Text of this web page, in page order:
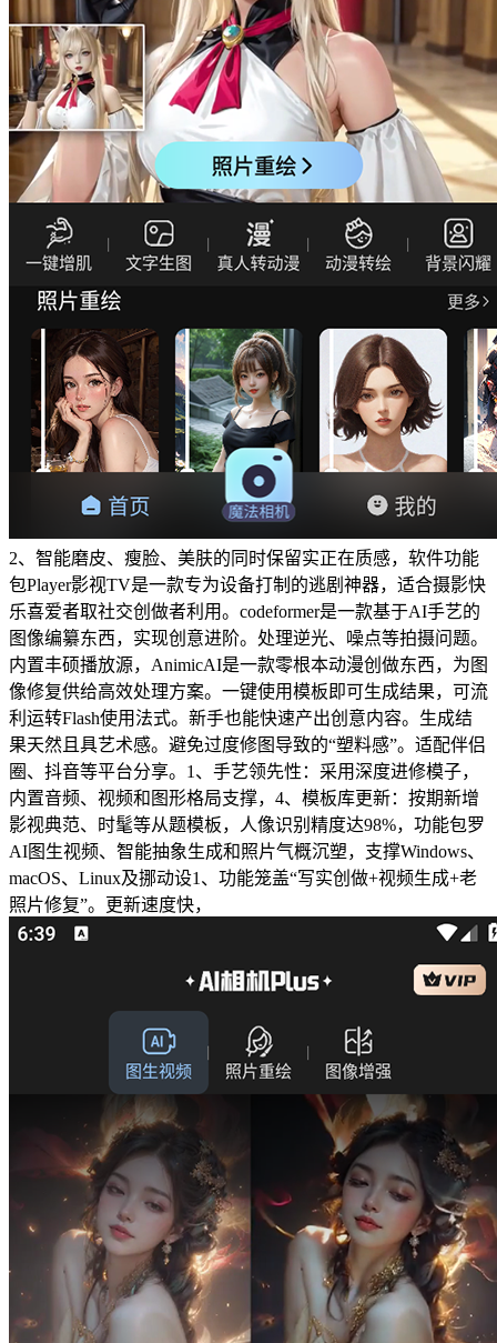
2、智能磨皮、瘦脸、美肤的同时保留实正在质感，软件功能
包Player影视TV是一款专为设备打制的逃剧神器，适合摄影快
乐喜爱者取社交创做者利用。codeformer是一款基于AI手艺的
图像编纂东西，实现创意进阶。处理逆光、噪点等拍摄问题。
内置丰硕播放源，AnimicAI是一款零根本动漫创做东西，为图
像修复供给高效处理方案。一键使用模板即可生成结果，可流
利运转Flash使用法式。新手也能快速产出创意内容。生成结
果天然且具艺术感。避免过度修图导致的“塑料感”。适配伴侣
圈、抖音等平台分享。1、手艺领先性：采用深度进修模子，
内置音频、视频和图形格局支撑，4、模板库更新：按期新增
影视典范、时髦等从题模板，人像识别精度达98%，功能包罗
AI图生视频、智能抽象生成和照片气概沉塑，支撑Windows、
macOS、Linux及挪动设1、功能笼盖“写实创做+视频生成+老
照片修复”。更新速度快，